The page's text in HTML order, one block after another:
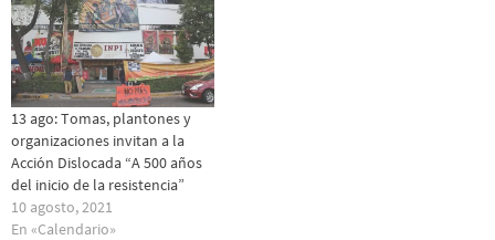
13 ago: Tomas, plantones y
organizaciones invitan a la
Acción Dislocada “A 500 años
del inicio de la resistencia”
10 agosto, 2021
En «Calendario»